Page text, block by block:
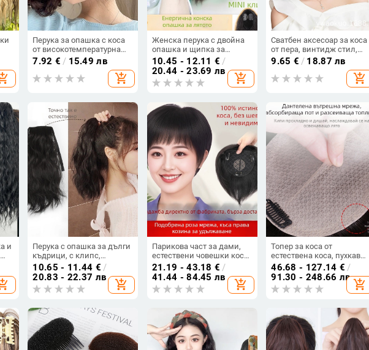
Перука за опашка с коса
от високотемпературна
тел, боядисваема, модел
XQ061A, лицензиран
частен етикет (модел:
боядисваема: Да;
категория: Перука за
опашка; частен етикет:
7.92 € / 15.49 лв
add_shopping_cart
Женска перука с двойна
опашка и щипка за
захващане — летен
естествен стил,
полуопашка с водно-
вълниста къдра
10.45 - 12.11 € /
20.44 - 23.69 лв
add_shopping_cart
Сватбен аксесоар за коса
от пера, винтидж стил,
ръчна изработка, есен
2023
9.65 € / 18.87 лв
add_shopping_cart
и
Перука с опашка за дълги
къдрици, с клипс,
синтетична коса,
устойчива на високи
температури, висока
опашка, модел dz01
10.65 - 11.44 € /
20.83 - 22.37 лв
add_shopping_cart
Парикова част за дами,
естествени човешки коси,
права коса, модел Hand
Needle Straight Hair Block,
не се боядисва и не се
пермва
21.19 - 43.18 € /
41.44 - 84.45 лв
add_shopping_cart
Топер за коса от
естествена коса, пухкав
едночастов топер за
дами, с механизъм за
обем и подходящ за
боядисване и къдрене
46.68 - 127.14 € /
91.30 - 248.66 лв
add_shopping_cart